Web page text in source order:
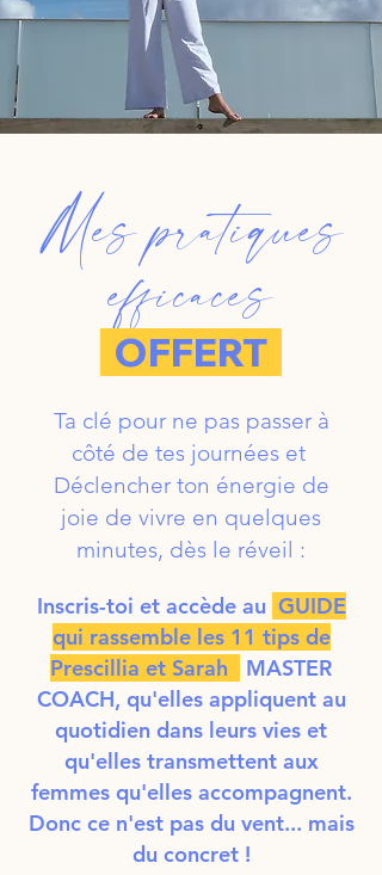
Mes pratiques
efficaces
OFFERT
Ta clé pour ne pas passer à
côté de tes journées et
Déclencher ton énergie de
joie de vivre en quelques
minutes, dès le réveil :
Inscris-toi et accède au GUIDE
qui rassemble les 11 tips de
Prescillia et Sarah
MASTER
COACH, qu'elles appliquent au
quotidien dans leurs vies et
qu'elles transmettent aux
femmes qu'elles accompagnent.
Donc ce n'est pas du vent... mais
du concret !